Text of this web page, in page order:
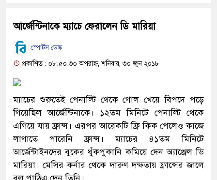
আর্জেন্টিনাকে ম্যাচে ফেরালেন ডি মারিয়া
স্পোর্টস ডেস্ক
প্রকাশিত : ০৮:৫০:৩০ অপরাহ্ন, শনিবার, ৩০ জুন ২০১৮
ম্যাচের শুরুতেই পেনাল্টি থেকে গোল খেয়ে বিপদে পড়ে
গিয়েছিল আর্জেন্টিনাকে। ১২তম মিনিটে পেনাল্টি থেকে
এগিয়ে যায় ফ্রান্স। এরপর আরেকটি ফ্রি কিক পেলেও কাজে
লাগাতে পারেনি ফ্রান্স। ম্যাচের ৪১তম মিনিটে
আর্জেন্টাইনদের বুকের ধুঁকপুকানি কমিয়ে দেন অ্যাঞ্জেল ডি
মারিয়া। মেসির কর্নার থেকে দারুণ দক্ষতায় ফ্রান্সের জালে